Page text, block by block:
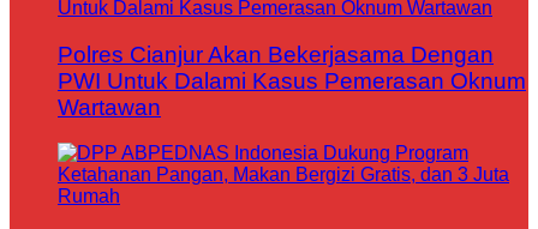
Polres Cianjur Akan Bekerjasama Dengan
PWI Untuk Dalami Kasus Pemerasan Oknum
Wartawan